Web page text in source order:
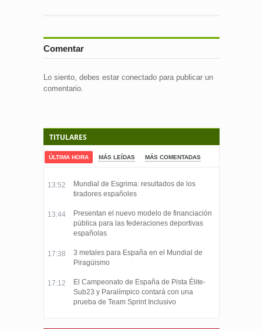
Comentar
Lo siento, debes estar conectado para publicar un
comentario.
TITULARES
ÚLTIMA HORA MÁS LEÍDAS MÁS COMENTADAS
13:52
Mundial de Esgrima: resultados de los
tiradores españoles
13:44
Presentan el nuevo modelo de financiación
pública para las federaciones deportivas
españolas
17:38
3 metales para España en el Mundial de
Piragüismo
17:12
El Campeonato de España de Pista Élite-
Sub23 y Paralímpico contará con una
prueba de Team Sprint Inclusivo